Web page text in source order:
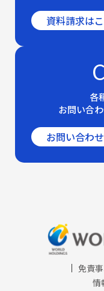
資料請求は
各
お問い合
お問い合わ
免責
情